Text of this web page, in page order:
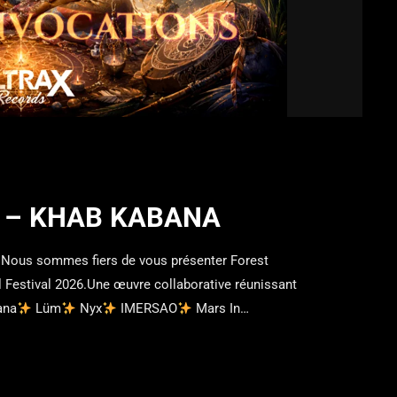
– KHAB KABANA
Nous sommes fiers de vous présenter Forest
2026.Une œuvre collaborative réunissant
Lüm Nyx IMERSAO
Mars In
sonore mêlant rythmes tribaux, textures